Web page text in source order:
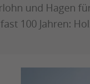
und Hagen
100 Jahren: